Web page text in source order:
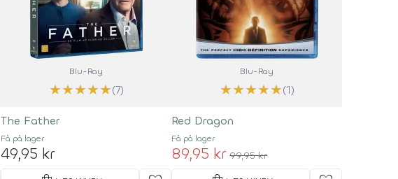
Blu-Ray
★★★★★(7)
The Father
Få på lager
49,95 kr
Blu-Ray
★★★★★(1)
Red Dragon
Få på lager
89,95 kr 99,95 kr